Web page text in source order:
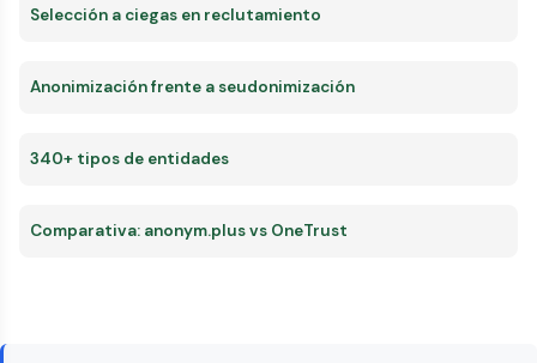
Selección a ciegas en reclutamiento
Anonimización frente a seudonimización
340+ tipos de entidades
Comparativa: anonym.plus vs OneTrust